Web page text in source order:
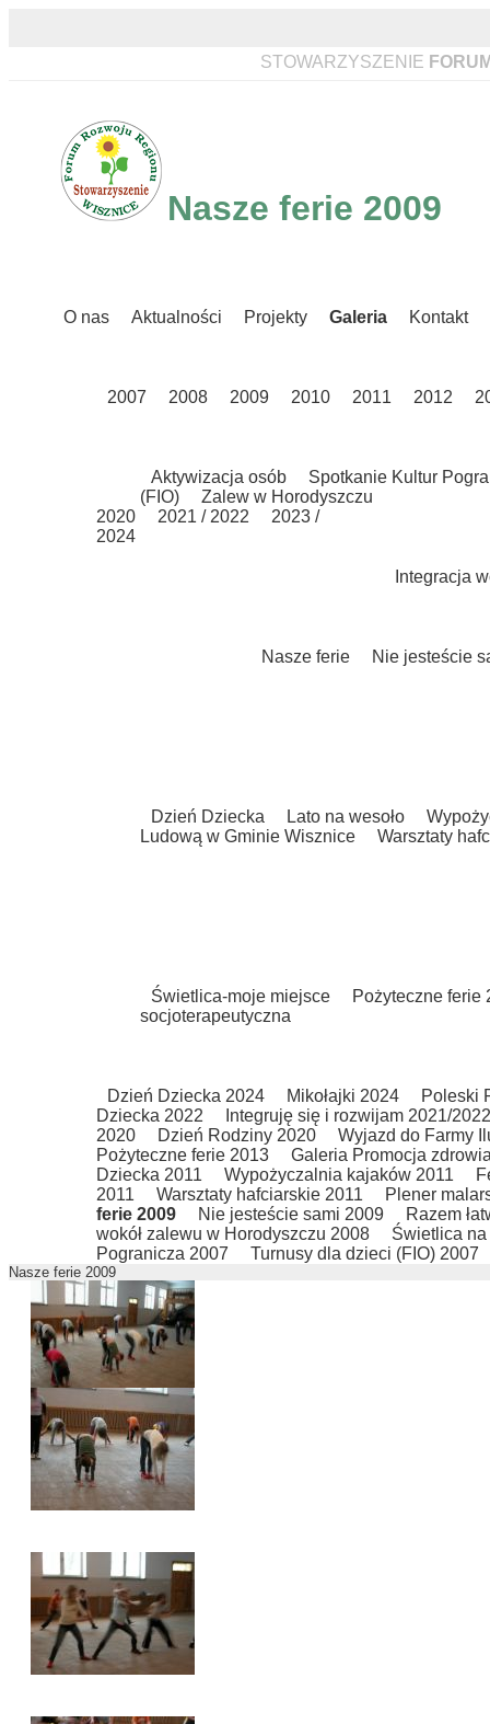
STOWARZYSZENIE
O nas Aktualności Projekty
2007
Aktywizacja osób
Spotkanie Kultur
(FIO)
Zalew w Horodyszczu
2008
Integracja
2009
Nasze ferie Nie jesteście
2010 2011
Dzień Dziecka Lato na wesoło
Ludową w Gminie Wisznice
Warsztaty
2012
Świetlica-moje miejsce
Pożyteczne ferie
socjoterapeutyczna
2020 2021 / 2022
2023 /
2024
Galeria
Dzień Dziecka 2024 Mikołajki 2024
Poleski
Dziecka 2022
Integruję się i rozwijam 2021/2022
2020
Dzień Rodziny 2020
Wyjazd do Farmy
Pożyteczne ferie 2013
Galeria Promocja
Dziecka 2011
Wypożyczalnia kajaków 2011
2011
Warsztaty hafciarskie 2011
Plener
ferie 2009
Nie jesteście sami 2009
Razem
wokół zalewu w Horodyszczu 2008
Świetlica
Pogranicza 2007
Turnusy dla dzieci (FIO) 2007
Kontakt
Nasze ferie 2009
Nasze ferie 2009